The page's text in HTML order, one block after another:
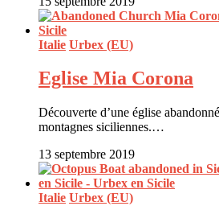
Italie Urbex (EU)
Eglise Mia Corona
Découverte d’une église
montagnes siciliennes.…
13 septembre 2019
Italie Urbex (EU)